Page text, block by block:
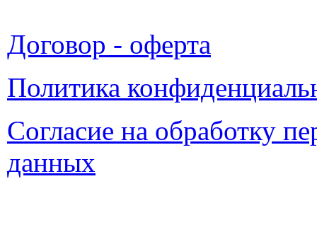
Договор - оферта
Политика
Согласие на обработку
данных